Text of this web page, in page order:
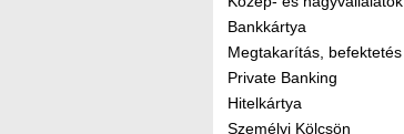
Bankkártya
Megtakarítás, befektetés
Private Banking
Hitelkártya
Személyi Kölcsön